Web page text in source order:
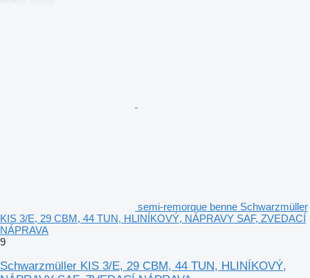
semi-remorque benne Schwarzmüller
KIS 3/E, 29 CBM, 44 TUN, HLINÍKOVÝ, NÁPRAVY SAF, ZVEDACÍ
NÁPRAVA
9
Schwarzmüller KIS 3/E, 29 CBM, 44 TUN, HLINÍKOVÝ,